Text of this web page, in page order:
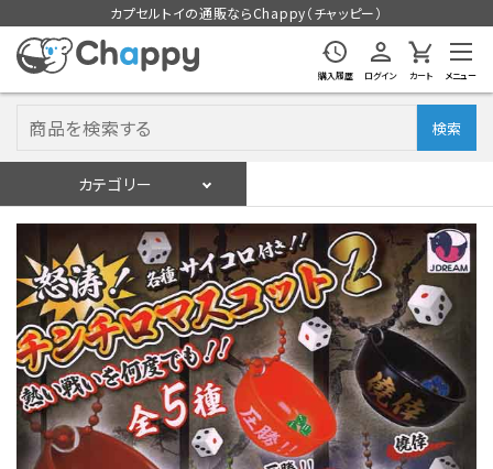
カプセルトイの通販ならChappy（チャッピー）
購入履歴 ログイン カート メニュー
検索
カテゴリー
会員登録
入荷スケジュールをチェック
カプセルトイマシン本体
カプセルトイ